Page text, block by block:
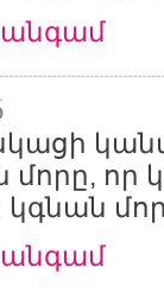
անգամ
մորը,
կգնան
անգամ